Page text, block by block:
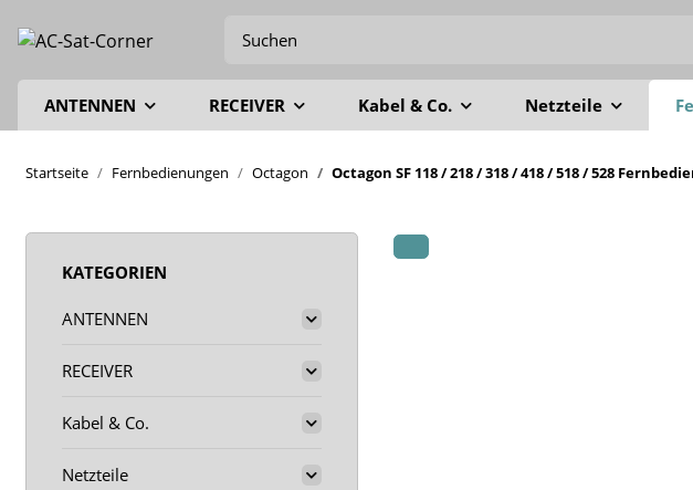
ANTENNEN RECEIVER Kabel & Co. Netzteile
Startseite Fernbedienungen Octagon Octagon SF 118 / 218 / 318 / 418 / 518 / 528
KATEGORIEN
ANTENNEN
RECEIVER
Kabel & Co.
Netzteile